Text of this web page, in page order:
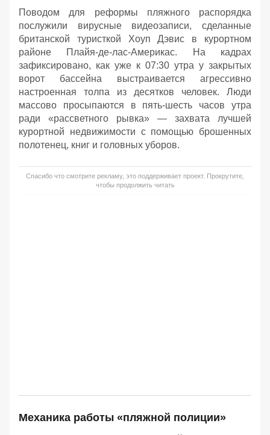
Поводом для реформы пляжного распорядка
послужили вирусные видеозаписи, сделанные
британской туристкой Хоуп Дэвис в курортном
районе Плайя-де-лас-Америкас. На кадрах
зафиксировано, как уже к 07:30 утра у закрытых
ворот бассейна выстраивается агрессивно
настроенная толпа из десятков человек. Люди
массово просыпаются в пять-шесть часов утра
ради «рассветного рывка» — захвата лучшей
курортной недвижимости с помощью брошенных
полотенец, книг и головных уборов.
Спасибо что смотрите рекламу, это поддерживает проект. Прокрутите,
чтобы продолжить читать
Механика работы «пляжной полиции»